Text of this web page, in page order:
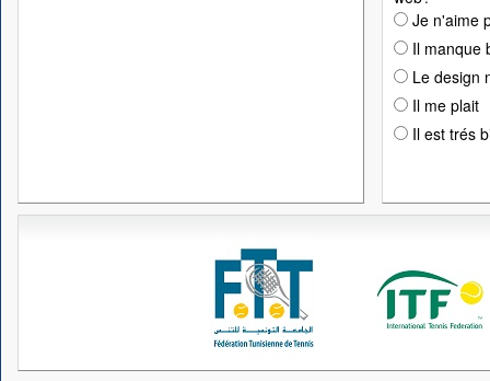
Je n'aime
Il manque
Le design
Il me plait
Il est trés